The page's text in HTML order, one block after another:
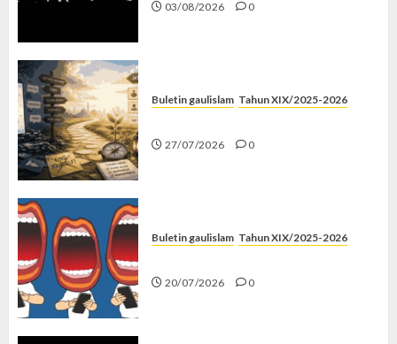
03/08/2026 0
Buletin gaulislam Tahun XIX/2025-2026
27/07/2026 0
Buletin gaulislam Tahun XIX/2025-2026
20/07/2026 0